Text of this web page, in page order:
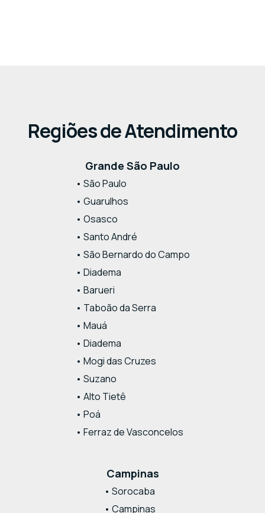
Regiões de Atendimento
Grande São Paulo
• São Paulo
• Guarulhos
• Osasco
• Santo André
• São Bernardo do Campo
• Diadema
• Barueri
• Taboão da Serra
• Mauá
• Diadema
• Mogi das Cruzes
• Suzano
• Alto Tietê
• Poá
• Ferraz de Vasconcelos
Campinas
• Sorocaba
• Campinas